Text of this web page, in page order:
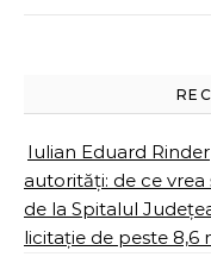
Iulian Eduard Rinder
autorități: de ce
de la Spitalul
licitație de peste 8,6